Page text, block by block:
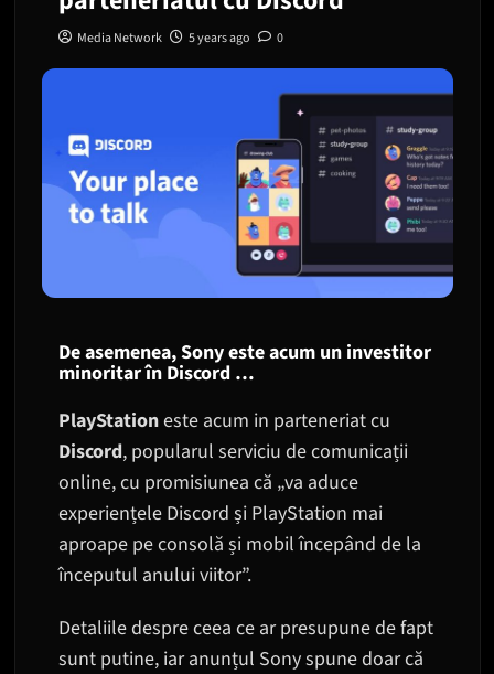
Media Network 5 years ago 0
De asemenea, Sony este acum un investitor
minoritar în Discord …
PlayStationeste acum in parteneriat cu
Discord, popularul serviciu de comunicații
online, cu promisiunea că „va aduce
experiențele Discord și PlayStation mai
aproape pe consolă și mobil începând de la
începutul anului viitor”.
Detaliile despre ceea ce ar presupune de fapt
sunt putine, iar anunțul Sony spune doar că